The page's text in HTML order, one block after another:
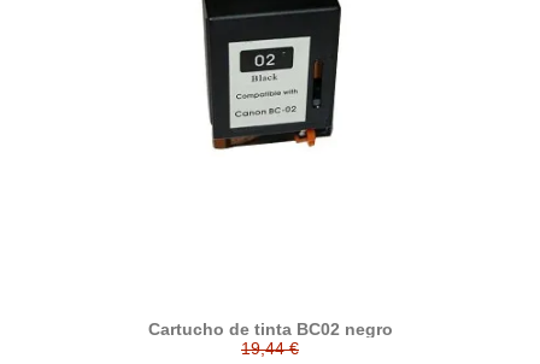
Cartucho de tinta BC02 negro
19,44 €